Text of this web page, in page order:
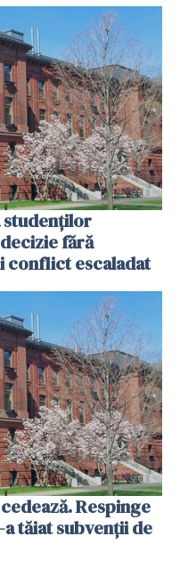
studenților
fără
conflict escaladat
Respinge
tăiat subvenţii de